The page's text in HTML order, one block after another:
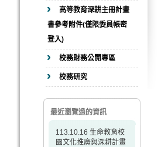
高等教育深耕主冊計畫
書參考附件(僅限委員帳密
登入)
校務財務公開專區
校務研究
最近瀏覽過的資訊
113.10.16 生命教育校
園文化推廣與深耕計畫